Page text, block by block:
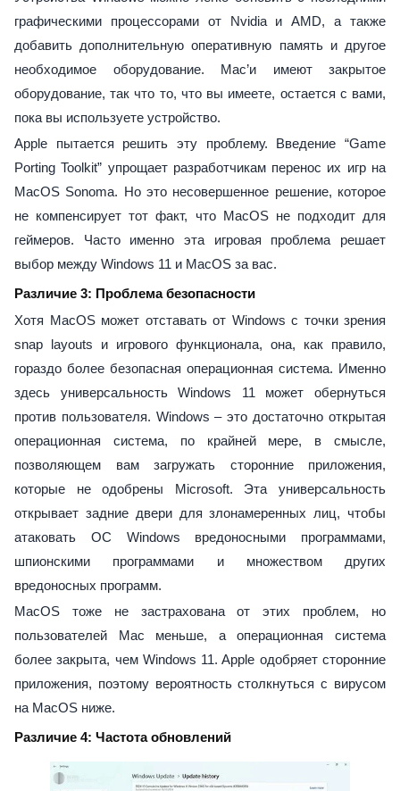
графическими процессорами от Nvidia и AMD, а также
добавить дополнительную оперативную память и другое
необходимое оборудование. Mac’и имеют закрытое
оборудование, так что то, что вы имеете, остается с вами,
пока вы используете устройство.
Apple пытается решить эту проблему. Введение “Game
Porting Toolkit” упрощает разработчикам перенос их игр на
MacOS Sonoma. Но это несовершенное решение, которое
не компенсирует тот факт, что MacOS не подходит для
геймеров. Часто именно эта игровая проблема решает
выбор между Windows 11 и MacOS за вас.
Различие 3: Проблема безопасности
Хотя MacOS может отставать от Windows с точки зрения
snap layouts и игрового функционала, она, как правило,
гораздо более безопасная операционная система. Именно
здесь универсальность Windows 11 может обернуться
против пользователя. Windows – это достаточно открытая
операционная система, по крайней мере, в смысле,
позволяющем вам загружать сторонние приложения,
которые не одобрены Microsoft. Эта универсальность
открывает задние двери для злонамеренных лиц, чтобы
атаковать ОС Windows вредоносными программами,
шпионскими программами и множеством других
вредоносных программ.
MacOS тоже не застрахована от этих проблем, но
пользователей Mac меньше, а операционная система
более закрыта, чем Windows 11. Apple одобряет сторонние
приложения, поэтому вероятность столкнуться с вирусом
на MacOS ниже.
Различие 4: Частота обновлений